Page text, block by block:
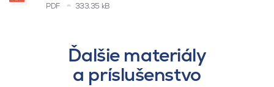
PDF 333.35 kB
Ďalšie materiály
a príslušenstvo